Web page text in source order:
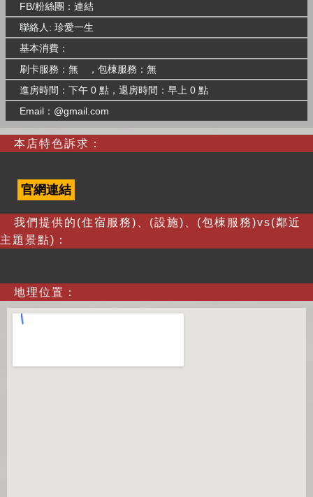
FB/粉絲團： 連結
聯絡人: 珍愛一生
基本消費：
刷卡服務：無 ，包棟服務：無
進房時間：下午 0 點，退房時間：早上 0 點
Email：@gmail.com
本店特色訴求：
官網連結
我們提供的(住宿服務)、(設施)、(包棟服務)vs(鄰近
主題景點)：
地理位置：